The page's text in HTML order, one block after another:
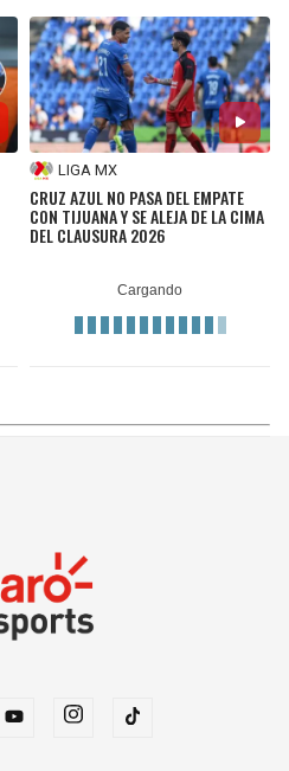
LIGA MX
CRUZ AZUL NO PASA DEL EMPATE
CON TIJUANA Y SE ALEJA DE LA CIMA
DEL CLAUSURA 2026